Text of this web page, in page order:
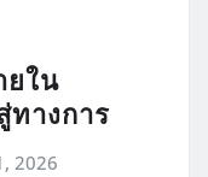
ใน
ทางการ
2026